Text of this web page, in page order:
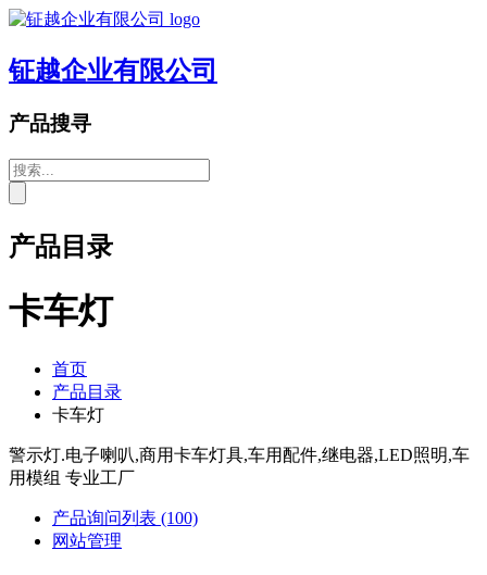
钲越企业有限公司
产品搜寻
产品目录
卡车灯
首页
产品目录
卡车灯
警示灯.电子喇叭,商用卡车灯具,车用配件,继电器,LED照明,车
用模组 专业工厂
产品询问列表 (100)
网站管理